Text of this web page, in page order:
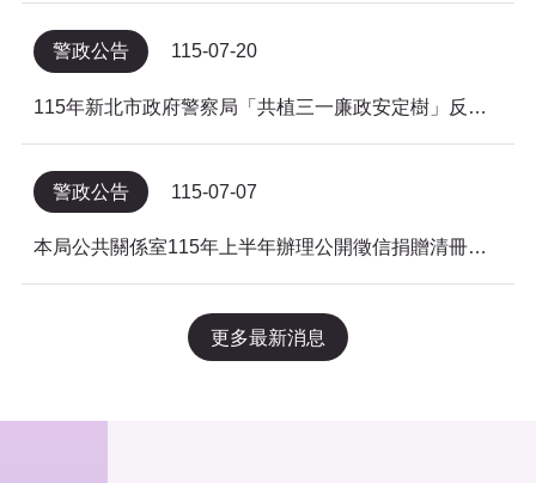
警政公告 115-07-20
115年新北市政府警察局「共植三一廉政安定樹」反貪倡廉有獎徵答得獎名單公告
警政公告 115-07-07
本局公共關係室115年上半年辦理公開徵信捐贈清冊及明細表，依公益勸募條例公告。
更多最新消息